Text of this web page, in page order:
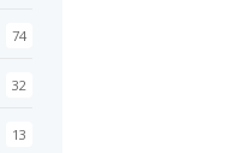
74
32
13